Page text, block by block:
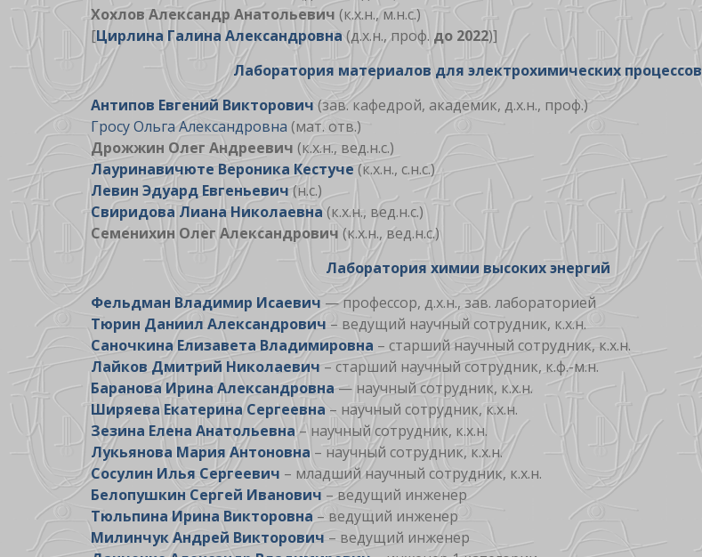
Хохлов Александр Анатольевич (к.х.н., м.н.с.)
[Цирлина Галина Александровна(д.х.н., проф. до 2022)]
Лаборатория материалов для электрохимических процессов
Антипов Евгений Викторович (зав. кафедрой, академик, д.х.н., проф.)
Гросу Ольга Александровна (мат. отв.)
Дрожжин Олег Андреевич (к.х.н., вед.н.с.)
Лауринавичюте Вероника Кестуче (к.х.н., c.н.с.)
Левин Эдуард Евгеньевич(н.с.)
Свиридова Лиана Николаевна(к.х.н., вед.н.с.)
Семенихин Олег Александрович (к.х.н., вед.н.с.)
Лаборатория химии высоких энергий
Фельдман Владимир Исаевич — профессор, д.х.н., зав. лабораторией
Тюрин Даниил Александрович – ведущий научный сотрудник, к.х.н.
Саночкина Елизавета Владимировна – старший научный сотрудник, к.х.н.
Лайков Дмитрий Николаевич– старший научный сотрудник, к.ф.-м.н.
Баранова Ирина Александровна— научный сотрудник, к.х.н.
Ширяева Екатерина Сергеевна – научный сотрудник, к.х.н.
Зезина Елена Анатольевна– научный сотрудник, к.х.н.
Лукьянова Мария Антоновна– научный сотрудник, к.х.н.
Сосулин Илья Сергеевич – младший научный сотрудник, к.х.н.
Белопушкин Сергей Иванович – ведущий инженер
Тюльпина Ирина Викторовна– ведущий инженер
Милинчук Андрей Викторович – ведущий инженер